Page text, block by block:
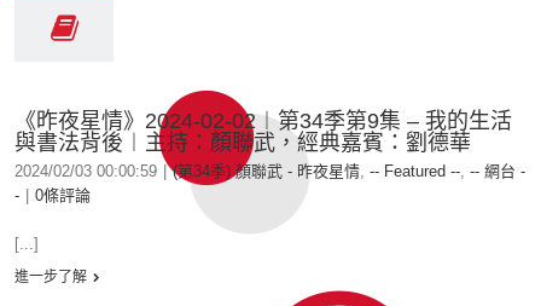
《昨夜星情》2024-02-02︱第34季第9集 – 我的生活
與書法背後︱主持：顏聯武，經典嘉賓：劉德華
2024/02/03 00:00:59 (第34季) 顏聯武 - 昨夜星情, -- Featured --, -- 網台 -
-
0條評論
[...]
進一步了解